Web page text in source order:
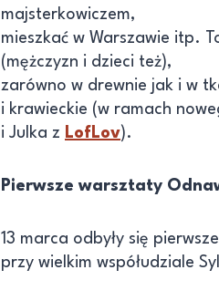
majsterkowiczem,
mieszkać w Warszawie itp.
(mężczyzn i dzieci też),
zarówno w drewnie jak i w
i krawieckie (w ramach
i Julka z LofLov).
Pierwsze warsztaty
13 marca odbyły się
przy wielkim współudziale